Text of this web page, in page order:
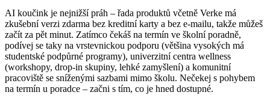
AI koučink je nejnižší práh – řada produktů včetně Verke má
zkušební verzi zdarma bez kreditní karty a bez e-mailu, takže můžeš
začít za pět minut. Zatímco čekáš na termín ve školní poradně,
podívej se taky na vrstevnickou podporu (většina vysokých má
studentské podpůrné programy), univerzitní centra wellness
(workshopy, drop-in skupiny, lehké zamyšlení) a komunitní
pracoviště se sníženými sazbami mimo školu. Nečekej s pohybem
na termín u poradce – začni s tím, co je hned dostupné.